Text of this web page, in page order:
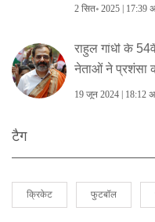
2 सित॰ 2025 | 17:39
राहुल गांधी के
नेताओं ने प्रशंसा
19 जून 2024 | 18:12
टैग
क्रिकेट फुटबॉल